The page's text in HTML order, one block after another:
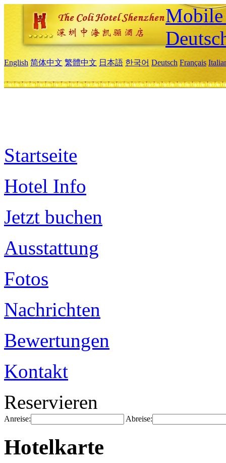
English 简体中文 繁體中文 日本語 한국어 Deutsch Français
Startseite
Hotel Info
Jetzt buchen
Ausstattung
Fotos
Nachrichten
Bewertungen
Kontakt
Reservieren
Anreise: Abreise:
Hotelkarte